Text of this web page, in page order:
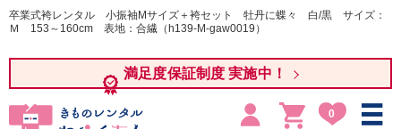
卒業式袴レンタル 小振袖Mサイズ＋袴セット 牡丹に蝶々 白/黒 サイズ：
Ｍ 153～160cm 表地：合繊（h139-M-gaw0019）
満足度保証制度 実施中！
0